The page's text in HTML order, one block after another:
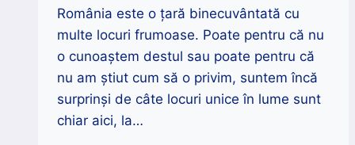
România este o țară binecuvântată cu
multe locuri frumoase. Poate pentru că nu
o cunoaștem destul sau poate pentru că
nu am știut cum să o privim, suntem încă
surprinși de câte locuri unice în lume sunt
chiar aici, la…